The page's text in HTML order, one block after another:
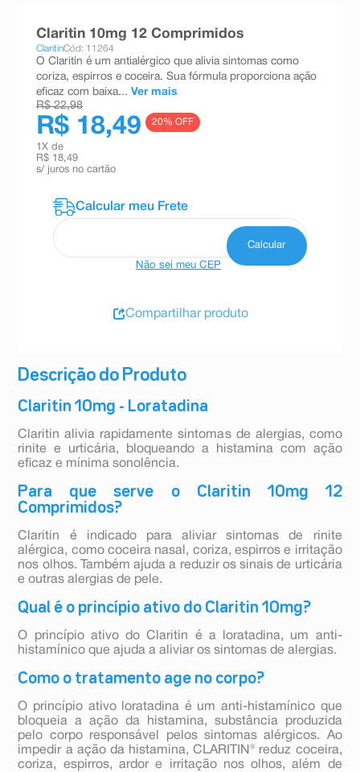
teste gravidez
10ºesmalte
Descrição do Produto
Claritin 10mg - Loratadina
Claritin alivia rapidamente sintomas de alergias, como
rinite e urticária, bloqueando a histamina com ação
eficaz e mínima sonolência.
Para que serve o Claritin 10mg 12
Comprimidos?
Claritin é indicado para aliviar sintomas de rinite
alérgica, como coceira nasal, coriza, espirros e irritação
nos olhos. Também ajuda a reduzir os sinais de urticária
e outras alergias de pele.
Qual é o princípio ativo do Claritin 10mg?
O princípio ativo do Claritin é a loratadina, um anti-
histamínico que ajuda a aliviar os sintomas de alergias.
Como o tratamento age no corpo?
O princípio ativo loratadina é um anti-histamínico que
bloqueia a ação da histamina, substância produzida
pelo corpo responsável pelos sintomas alérgicos. Ao
impedir a ação da histamina, CLARITIN® reduz coceira,
coriza, espirros, ardor e irritação nos olhos, além de
Claritin 10mg 12 Comprimidos
ClaritinCód: 11264
O Claritin é um antialérgico que alivia sintomas como
coriza, espirros e coceira. Sua fórmula proporciona ação
eficaz com baixa... Ver mais
R$ 22,98
R$ 18,49 20% OFF
1 X de
R$ 18,49
s/ juros no cartão
Não sei meu CEP
Compartilhar produto